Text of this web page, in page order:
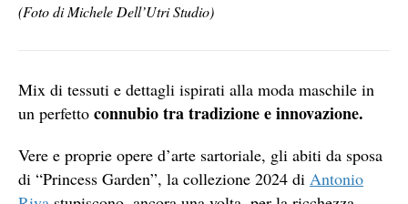
(Foto di Michele Dell’Utri Studio)
Mix di tessuti e dettagli ispirati alla moda maschile in
un perfetto connubio tra tradizione e innovazione.
Vere e proprie opere d’arte sartoriale, gli abiti da sposa
di “Princess Garden”, la collezione 2024 di Antonio